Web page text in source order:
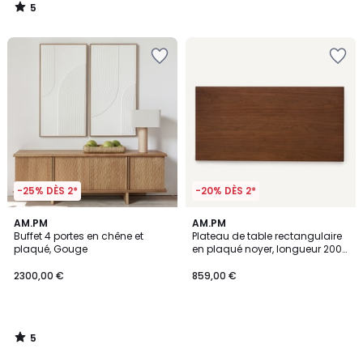
5
/
-25% DÈS 2*
AM.PM
Buffet 4 portes en chêne et
plaqué, Gouge
2300,00 €
5
/
5
5
/
-20% DÈS 2*
AM.PM
Plateau de table rectangulaire
en plaqué noyer, longueur 200
859,00 €